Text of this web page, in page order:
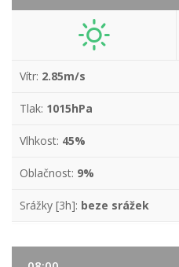
Vítr: 2.85m/s
Tlak: 1015hPa
Vlhkost: 45%
Oblačnost: 9%
Srážky [3h]: beze srážek